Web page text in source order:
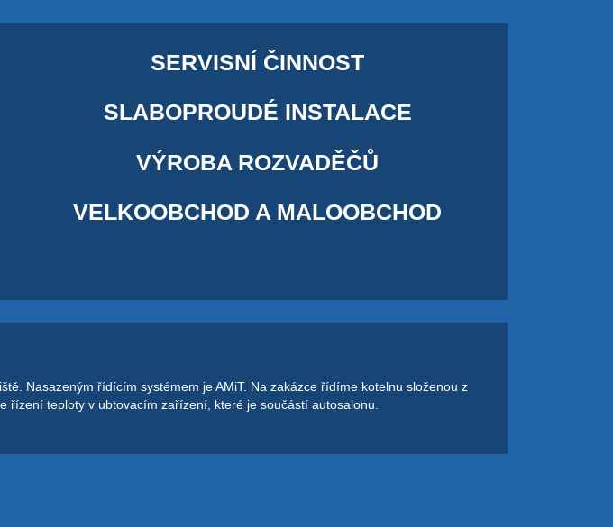
SERVISNÍ ČINNOST
SLABOPROUDÉ INSTALACE
VÝROBA ROZVADĚČŮ
VELKOOBCHOD A MALOOBCHOD
Nasazeným řídícím systémem je AMiT. Na zakázce řídíme kotelnu složenou z
teploty v ubtovacím zařízení, které je součástí autosalonu.